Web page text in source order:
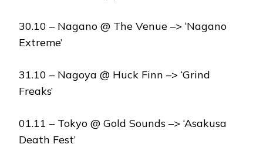
30.10 – Nagano @ The Venue –> ‘Nagano
Extreme’
31.10 – Nagoya @ Huck Finn –> ‘Grind
Freaks’
01.11 – Tokyo @ Gold Sounds –> ‘Asakusa
Death Fest’